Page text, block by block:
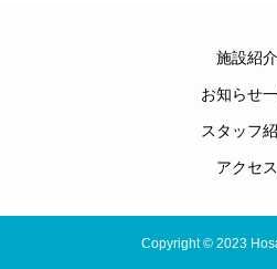
施設紹介
お知らせ
スタッフ
アクセス
Copyright © 2023